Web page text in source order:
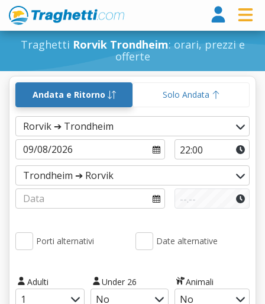
Traghetti Rorvik Trondheim: orari, prezzi e
offerte
Andata e Ritorno Solo Andata
Porti alternativi Date alternative
Adulti Under 26 Animali